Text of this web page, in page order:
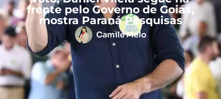
frente pelo Governo de Goiás,
mostra Paraná Pesquisas
Camile Melo